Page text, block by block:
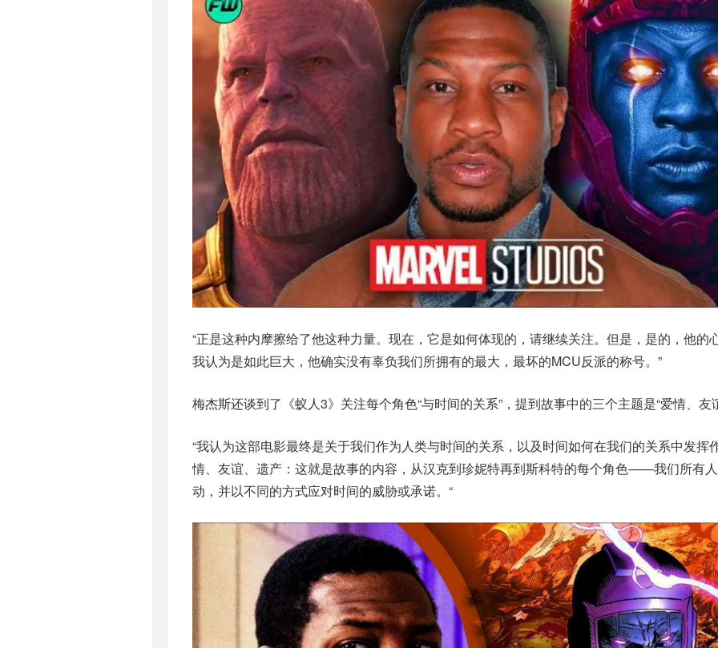
“正是这种内摩擦给了他这种力量。现在，它是如何体现的，请继续关注。但是，是的，他的
我认为是如此巨大，他确实没有辜负我们所拥有的最大，最坏的MCU反派的称号。”
梅杰斯还谈到了《蚁人3》关注每个角色“与时间的关系”，提到故事中的三个主题是“爱情、友
“我认为这部电影最终是关于我们作为人类与时间的关系，以及时间如何在我们的关系中发挥
情、友谊、遗产：这就是故事的内容，从汉克到珍妮特再到斯科特的每个角色——我们所有
动，并以不同的方式应对时间的威胁或承诺。“